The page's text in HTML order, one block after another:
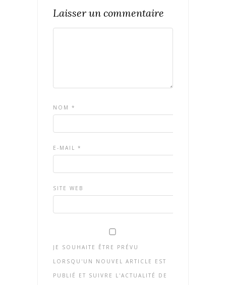
Laisser un commentaire
NOM *
E-MAIL *
SITE WEB
JE SOUHAITE ÊTRE PRÉVU
LORSQU'UN NOUVEL ARTICLE EST
PUBLIÉ ET SUIVRE L'ACTUALITÉ DE